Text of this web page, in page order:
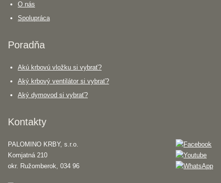
O nás
Spolupráca
Poradňa
Akú krbovú vložku si vybrať?
Aký krbový ventilátor si vybrať?
Aký dymovod si vybrať?
Kontakty
PALOMINO KRBY, s.r.o.
Komjatná 210
okr. Ružomberok, 034 96